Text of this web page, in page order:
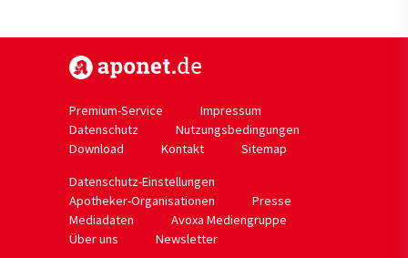
Premium-Service
Impressum
Datenschutz
Nutzungsbedingungen
Download
Kontakt
Sitemap
Datenschutz-Einstellungen
Apotheker-Organisationen
Presse
Mediadaten
Avoxa Mediengruppe
Über uns
Newsletter